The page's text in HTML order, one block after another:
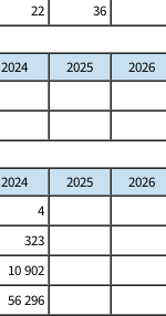
22
36
2024 2025
2026
2024 2025
2026
4
323
10 902
56 296